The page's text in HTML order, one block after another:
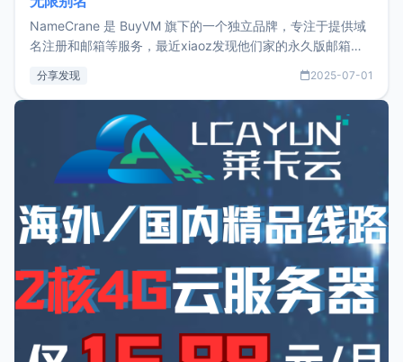
NameCrane 是 BuyVM 旗下的一个独立品牌，专注于提供域
名注册和邮箱等服务，最近xiaoz发现他们家的永久版邮箱服
又实惠的域名邮箱，不妨尝试一下 NameCrane。注册
NameCraneNameCrane不支持直接注册，必须要购买
分享发现 2025-07-01